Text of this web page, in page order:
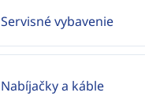
Servisné vybavenie
Nabíjačky a káble